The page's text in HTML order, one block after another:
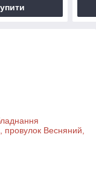
Весняний,